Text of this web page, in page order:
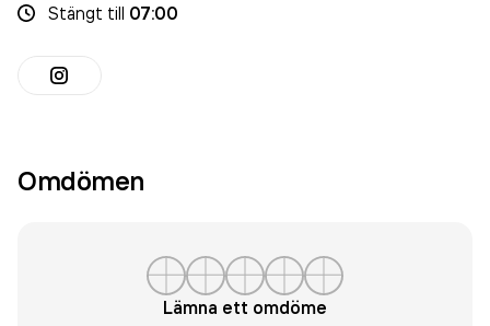
Stängt till 07:00
Omdömen
Lämna ett omdöme